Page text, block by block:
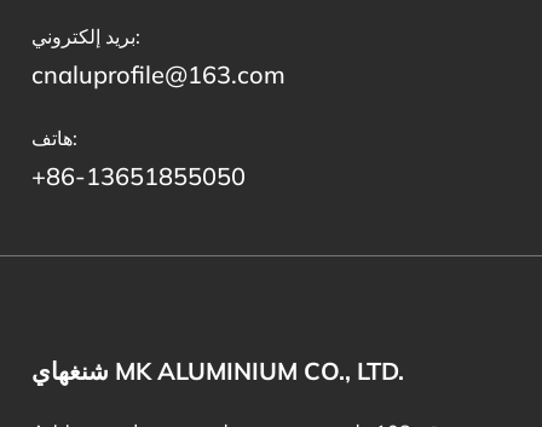
بريد إلكتروني:
cnaluprofile@163.com
هاتف:
+86-13651855050
شنغهاي MK ALUMINIUM CO., LTD.